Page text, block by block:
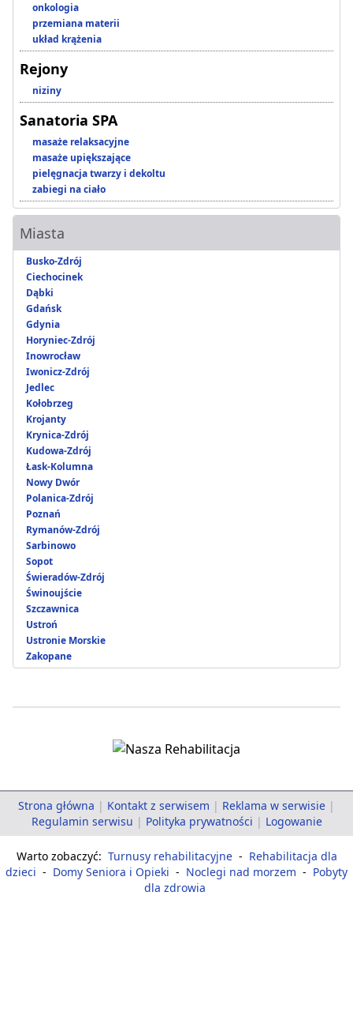
onkologia
przemiana materii
układ krążenia
Rejony
niziny
Sanatoria SPA
masaże relaksacyjne
masaże upiększające
pielęgnacja twarzy i dekoltu
zabiegi na ciało
Miasta
Busko-Zdrój
Ciechocinek
Dąbki
Gdańsk
Gdynia
Horyniec-Zdrój
Inowrocław
Iwonicz-Zdrój
Jedlec
Kołobrzeg
Krojanty
Krynica-Zdrój
Kudowa-Zdrój
Łask-Kolumna
Nowy Dwór
Polanica-Zdrój
Poznań
Rymanów-Zdrój
Sarbinowo
Sopot
Świeradów-Zdrój
Świnoujście
Szczawnica
Ustroń
Ustronie Morskie
Zakopane
Strona główna | Kontakt z serwisem | Reklama w serwisie |
Regulamin serwisu | Polityka prywatności | Logowanie
Warto zobaczyć: Turnusy rehabilitacyjne - Rehabilitacja dla
dzieci - Domy Seniora i Opieki - Noclegi nad morzem - Pobyty
dla zdrowia